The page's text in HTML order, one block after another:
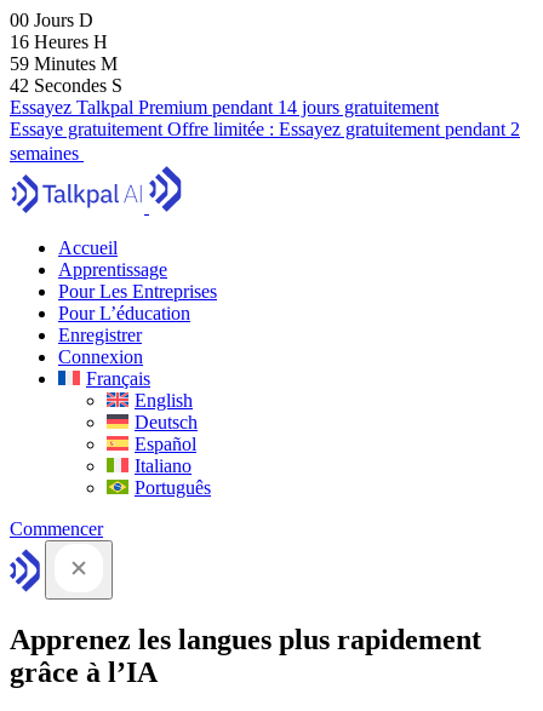
00 Jours D
16 Heures H
59 Minutes M
41 Secondes S
Essayez Talkpal Premium pendant 14 jours gratuitement
Essaye gratuitement Offre limitée : Essayez gratuitement pendant 2
semaines
Accueil
Apprentissage
Pour Les Entreprises
Pour L’éducation
Enregistrer
Connexion
Français
English
Deutsch
Español
Italiano
Português
Commencer
Apprenez les langues plus rapidement
grâce à l’IA